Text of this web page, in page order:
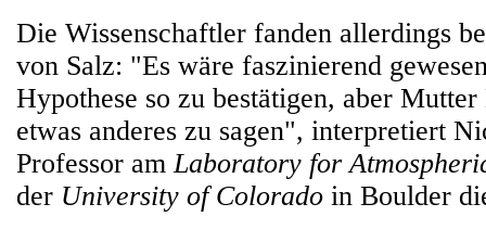
Die Wissenschaftler fanden allerdings
von Salz: "Es wäre faszinierend
Hypothese so zu bestätigen, aber
etwas anderes zu sagen", interpretiert
Professor amLaboratory for
der University of Colorado in Boulder